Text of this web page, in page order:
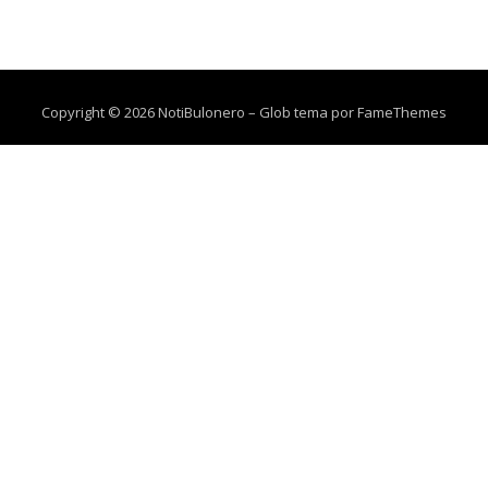
Copyright © 2026 NotiBulonero – Glob tema porFameThemes